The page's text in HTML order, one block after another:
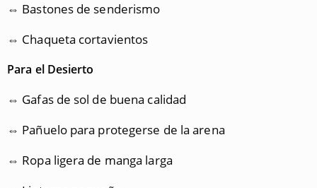
⇔ Bastones de senderismo
⇔ Chaqueta cortavientos
Para el Desierto
⇔ Gafas de sol de buena calidad
⇔ Pañuelo para protegerse de la arena
⇔ Ropa ligera de manga larga